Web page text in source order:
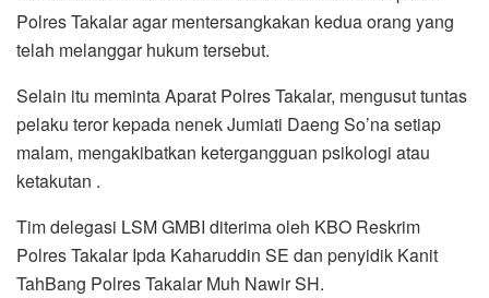
Polres Takalar agar mentersangkakan kedua orang yang
telah melanggar hukum tersebut.
Selain itu meminta Aparat Polres Takalar, mengusut tuntas
pelaku teror kepada nenek Jumiati Daeng So’na setiap
malam, mengakibatkan ketergangguan psikologi atau
ketakutan .
Tim delegasi LSM GMBI diterima oleh KBO Reskrim
Polres Takalar Ipda Kaharuddin SE dan penyidik Kanit
TahBang Polres Takalar Muh Nawir SH.